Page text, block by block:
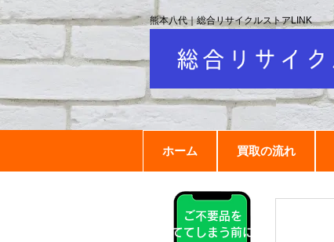
ホーム 買取の流れ
熊本八代｜総合リサイクルストアLINK
ご不要品を
捨ててしまう前に！